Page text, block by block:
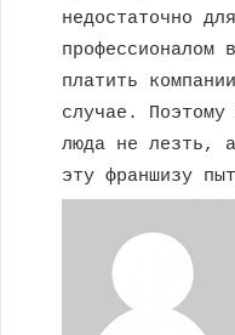
недостаточно
профессионалом
платить
случае. Поэтому
люда не лезть,
эту франшизу